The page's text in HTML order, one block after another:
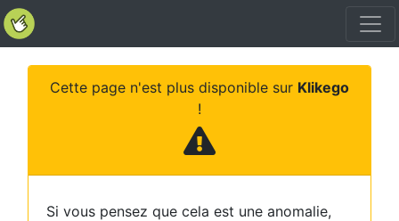
Cette page n'est plus disponible sur Klikego
!
Si vous pensez que cela est une anomalie,